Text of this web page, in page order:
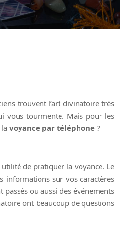
trouvent l’art divinatoire très
vous tourmente. Mais pour les
voyance par téléphone ?
de pratiquer la voyance. Le
informations sur vos caractères
ou aussi des événements
ont beaucoup de questions